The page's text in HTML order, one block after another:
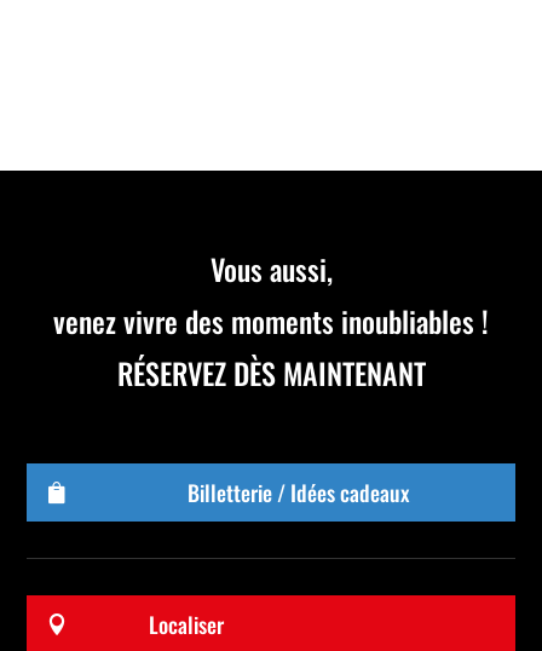
Vous aussi,
venez vivre des moments inoubliables !
RÉSERVEZ DÈS MAINTENANT
 Billetterie / Idées cadeaux
 Localiser